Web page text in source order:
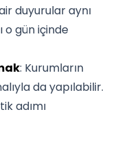
duyurular aynı
o gün içinde
: Kurumların
da yapılabilir.
adımı